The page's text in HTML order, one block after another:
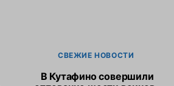
СВЕЖИЕ НОВОСТИ
В Кутафино совершили